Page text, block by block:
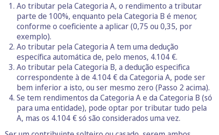
Ao tributar pela Categoria A, o rendimento a tributar
parte de 100%, enquanto pela Categoria B é menor,
conforme o coeficiente a aplicar (0,75 ou 0,35, por
exemplo).
Ao tributar pela Categoria A tem uma dedução
específica automática de, pelo menos, 4.104 €.
Ao tributar pela Categoria B, a dedução especifica
correspondente à de 4.104 € da Categoria A, pode ser
bem inferior a isto, ou ser mesmo zero (Passo 2 acima).
Se tem rendimentos da Categoria A e da Categoria B (só
para uma entidade), pode optar por tributar tudo pela
A, mas os 4.104 € só são considerados uma vez.